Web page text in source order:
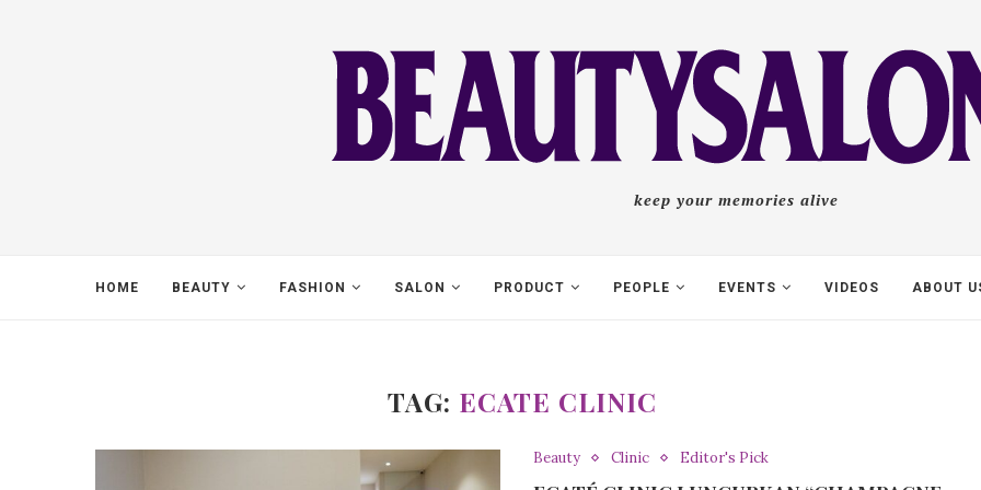
keep your memories alive
HOME BEAUTY FASHION SALON PRODUCT PEOPLE EVENTS VIDEOS ABOUT
TAG: ECATE CLINIC
Beauty Clinic Editor's Pick